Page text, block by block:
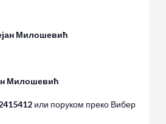
Милошевић
Милошевић
или поруком преко Вибер